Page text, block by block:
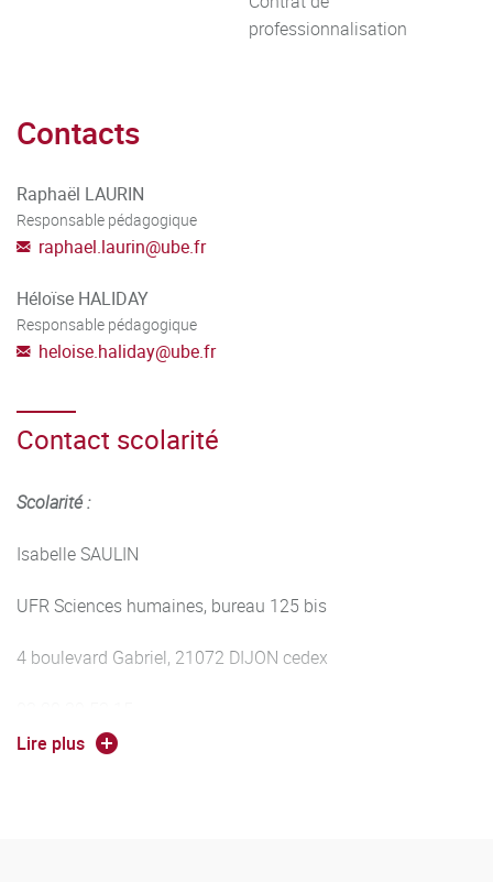
professionnalisation
Contacts
Raphaël LAURIN
Responsable pédagogique
raphael.laurin@ube.fr
Héloïse HALIDAY
Responsable pédagogique
heloise.haliday@ube.fr
Contact scolarité
Scolarité :
Isabelle SAULIN
UFR Sciences humaines, bureau 125 bis
4 boulevard Gabriel, 21072 DIJON cedex
isabelle.saulin@ube.fr
Lire plus